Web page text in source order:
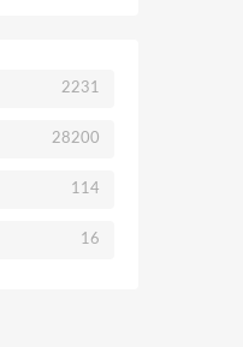
2231
28200
114
16